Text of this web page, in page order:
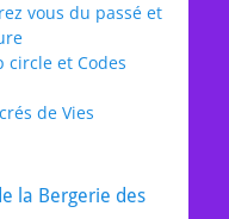
vous du passé et
circle et Codes
de Vies
la Bergerie des